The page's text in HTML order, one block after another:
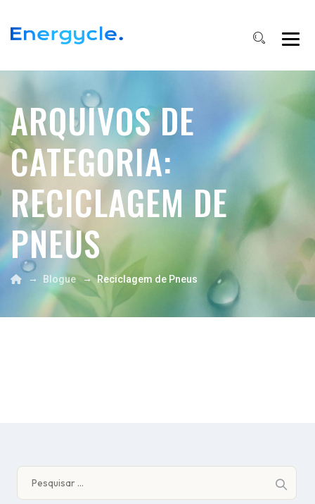
ARQUIVOS DE
CATEGORIA:
RECICLAGEM DE
PNEUS
→ Blogue→Reciclagem de Pneus
por: